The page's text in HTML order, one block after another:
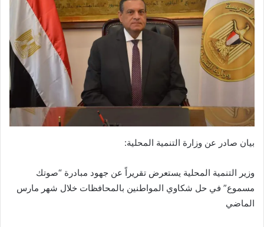
بيان صادر عن وزارة التنمية المحلية:
وزير التنمية المحلية يستعرض تقريراً عن جهود مبادرة “صوتك
مسموع” في حل شكاوي المواطنين بالمحافظات خلال شهر مارس
الماضي